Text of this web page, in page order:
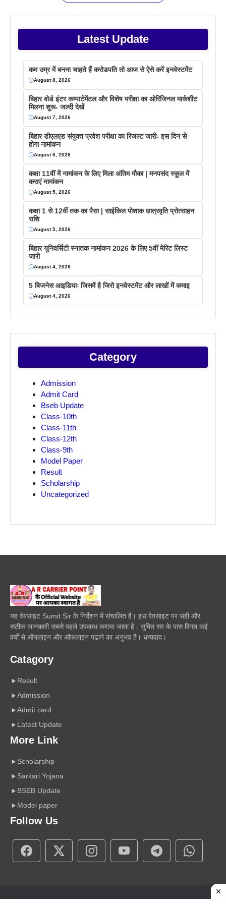
Latest Update
कम उम्र में बनना चाहते हैं करोडपति तो आज से ऐसे करें इनवेस्टमेंट
August 8, 2026
बिहार बोर्ड इंटर कम्पार्टमेंटल और विशेष परीक्षा का ओरिजिनल मार्कशीट
मिलना शुरू- जल्दी देखें
August 7, 2026
बिहार डीएलएड संयुक्त प्रवेश परीक्षा का रिजल्ट जारी- इस दिन से
होगा नामांकन
August 6, 2026
कक्षा 11वीं में नामांकन के लिए मिला अंतिम मौका | मनपसंद स्कूल में
कराएं नामांकन
August 5, 2026
कक्षा 1 से 12वीं तक का पैसा | साईकिल पोशाक छात्रवृति प्रोत्साहन
राशि
August 5, 2026
बिहार यूनिवर्सिटी स्नातक नामांकन 2026 के लिए 5वीं मेरिट लिस्ट
जारी
August 4, 2026
5 बिजनेस आइडियाः जिसमें है जिरो इनवेस्टमेंट और लाखों में कमाइ
August 4, 2026
Category
Admission
Admit Card
Bseb Update
Class-10th
Class-11th
Class-12th
Class-9th
Model Paper
Result
Scholarship
Uncategorized
यह वेबसाइट Sumit Sir के निर्देशन में संचालित है। इस बेवसाइट पर सही और
सटीक जानकारी सबसे पहले उपलब्ध कराया जाता है। सुमित सर के पास विगत कई
वर्षों से ऑनलाइन और ऑफलाइन पढाने का अनुभव है। धन्यवाद।
Catagory
Result
Admission
Admit card
Latest Update
More Link
Scholarship
Sarkari Yojana
BSEB Update
Model paper
Follow Us